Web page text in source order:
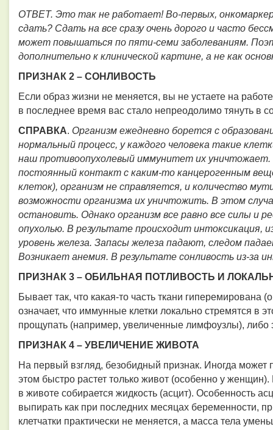
ОТВЕТ. Это так не работает! Во-первых,
сдать? Сдать на все сразу очень дорого и часто
может повышаться по пяти-семи заболеваниям.
дополнительно к клинической картине, а не как
ПРИЗНАК 2 – СОНЛИВОСТЬ
Если образ жизни не меняется, вы не устаете на
в последнее время вас стало непреодолимо тянуть в
СПРАВКА. Организм ежедневно борется с
нормальный процесс, у каждого человека такие
наш противоопухолевый иммунитет их уничтожает.
постоянный контакт с каким-то канцерогенным
клеток), организм не справляется, и количество
возможности организма их уничтожить. В этом
остановить. Однако организм все равно все силы и
опухолью. В результате происходит интоксикация,
уровень железа. Запасы железа падают, следом
Возникает анемия. В результате сонливость из-за
ПРИЗНАК 3 – ОБИЛЬНАЯ ПОТЛИВОСТЬ И
Бывает так, что какая-то часть ткани гиперемирована
означает, что иммунные клетки локально стремятся в
прощупать (например, увеличенные лимфоузлы), либо
ПРИЗНАК 4 – УВЕЛИЧЕНИЕ ЖИВОТА
На первый взгляд, безобидный признак. Иногда может
этом быстро растет только живот (особенно у
в животе собирается жидкость (асцит). Особенность
выпирать как при последних месяцах беременности,
клетчатки практически не меняется, а масса тела